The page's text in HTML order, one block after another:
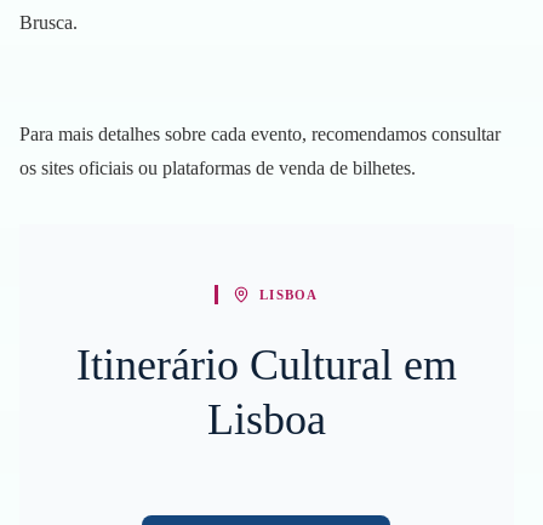
Brusca.
Para mais detalhes sobre cada evento, recomendamos consultar
os sites oficiais ou plataformas de venda de bilhetes.
LISBOA
Itinerário Cultural em
Lisboa